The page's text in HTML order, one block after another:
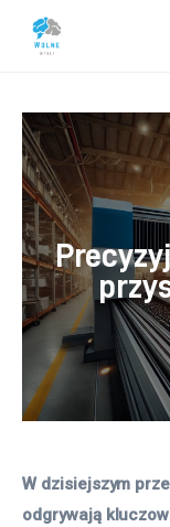
Lifestyle
Biznes
Dom i
Uroda
Zdrowie
Więcej
W dzisiejszym
odgrywają